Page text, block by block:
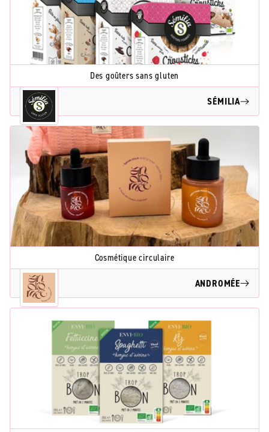
Des goûters sans gluten
SÉMILIA
Cosmétique circulaire
ANDROMÉE